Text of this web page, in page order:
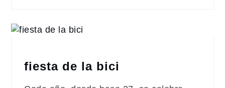
fiesta de la bici